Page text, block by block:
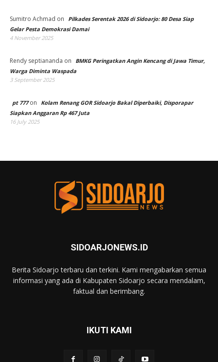
Sumitro Achmad on
Pilkades Serentak 2026 di Sidoarjo: 80 Desa Siap
Gelar Pesta Demokrasi Damai
4 November 2025
Rendy septiananda on
BMKG Peringatkan Angin Kencang di Jawa Timur,
Warga Diminta Waspada
3 September 2025
pt 777on
Kolam Renang GOR Sidoarjo Bakal Diperbaiki, Disporapar
Siapkan Anggaran Rp 467 Juta
16 July 2025
SIDOARJONEWS.ID
Berita Sidoarjo terbaru dan terkini. Kami mengabarkan semua
informasi yang ada di Kabupaten Sidoarjo secara mendalam,
faktual dan berimbang.
IKUTI KAMI